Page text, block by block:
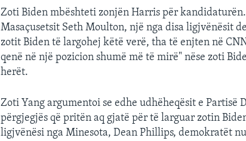
Zoti Biden mbështeti zonjën Harris për
Masaçusetsit Seth Moulton, një nga disa ligjvënësit
zotit Biden të largohej këtë verë, tha të enjten në
qenë në një pozicion shumë më të mirë" nëse zoti
herët.
Zoti Yang argumentoi se edhe udhëheqësit e Partisë
përgjegjës që pritën aq gjatë për të larguar zotin
ligjvënësi nga Minesota, Dean Phillips, demokratët